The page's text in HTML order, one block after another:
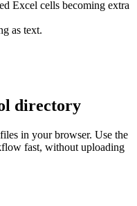
Excel cells becoming extra
as text.
directory
in your browser. Use the
fast, without uploading